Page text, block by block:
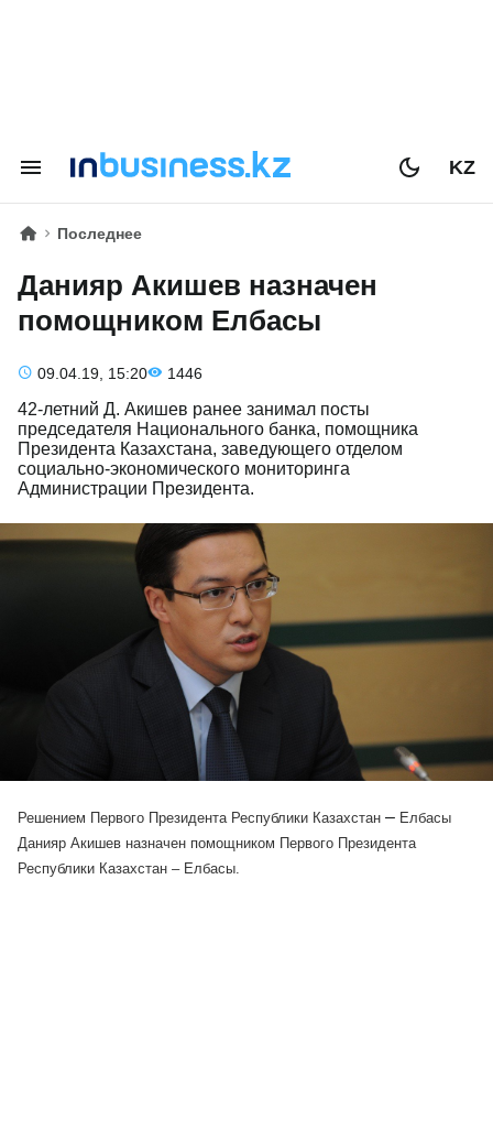
KZ
Последнее
Данияр Акишев назначен
помощником Елбасы
09.04.19, 15:20 1446
42-летний Д. Акишев ранее занимал посты
председателя Национального банка, помощника
Президента Казахстана, заведующего отделом
социально-экономического мониторинга
Администрации Президента.
Решением Первого Президента Республики Казахстан – Елбасы
Данияр Акишев назначен помощником Первого Президента
Республики Казахстан – Елбасы.